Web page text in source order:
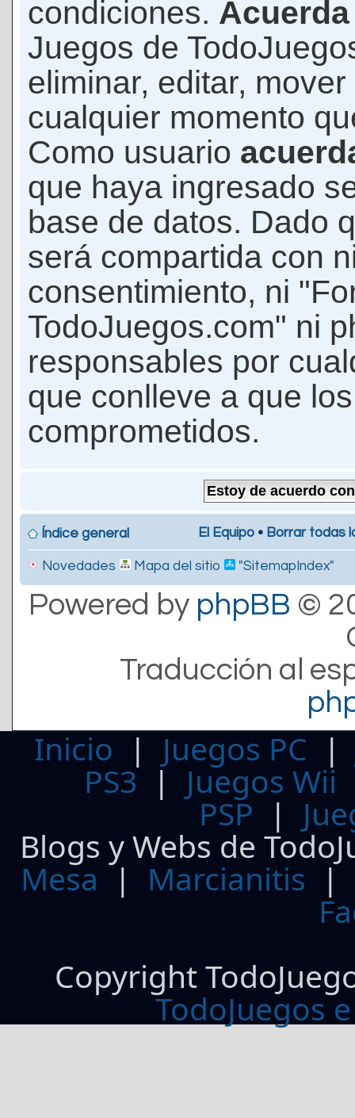
condiciones. Acuerda
Juegos de
eliminar, editar,
cualquier momento
Como usuario
que haya ingresado
base de datos. Dado
será compartida con
consentimiento, ni
TodoJuegos.com" ni
responsables por
que conlleve a que
comprometidos.
Índice general El Equipo • Borrar todas
Novedades Mapa del sitio "SitemapIndex"
Powered by phpBB ©
Traducción al
Inicio | Juegos PC
PS3| Juegos Wii
PSP |
Blogs y Webs de
Mesa | Marcianitis |
Copyright
TodoJuegos